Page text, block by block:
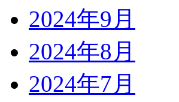
2024年9月
2024年8月
2024年7月